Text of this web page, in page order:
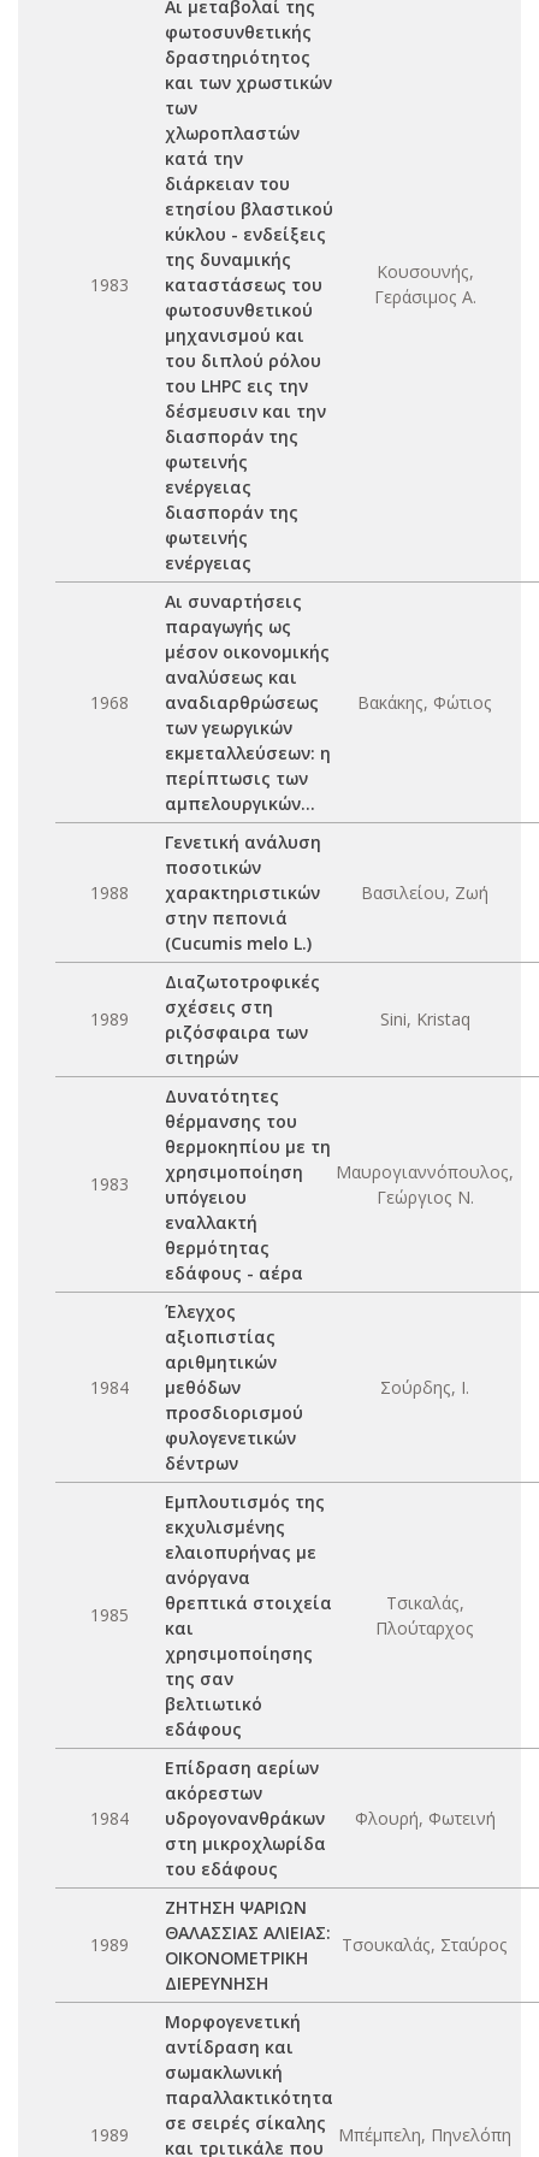
1983
Αι μεταβολαί της
φωτοσυνθετικής
δραστηριότητος
και των χρωστικών
των
χλωροπλαστών
κατά την
διάρκειαν του
ετησίου βλαστικού
κύκλου - ενδείξεις
της δυναμικής
καταστάσεως του
φωτοσυνθετικού
μηχανισμού και
του διπλού ρόλου
του LHPC εις την
δέσμευσιν και την
διασποράν της
φωτεινής
ενέργειας
διασποράν της
φωτεινής
ενέργειας
Κουσουνής,
Γεράσιμος Α.
1968
Αι συναρτήσεις
παραγωγής ως
μέσον οικονομικής
αναλύσεως και
αναδιαρθρώσεως
των γεωργικών
εκμεταλλεύσεων: η
περίπτωσις των
αμπελουργικών...
Βακάκης, Φώτιος
1988
Γενετική ανάλυση
ποσοτικών
χαρακτηριστικών
στην πεπονιά
(Cucumis melo L.)
Βασιλείου, Ζωή
1989
Διαζωτοτροφικές
σχέσεις στη
ριζόσφαιρα των
σιτηρών
Sini, Kristaq
1983
Δυνατότητες
θέρμανσης του
θερμοκηπίου με τη
χρησιμοποίηση
υπόγειου
εναλλακτή
θερμότητας
εδάφους - αέρα
Μαυρογιαννόπουλος,
Γεώργιος Ν.
1984
Έλεγχος
αξιοπιστίας
αριθμητικών
μεθόδων
προσδιορισμού
φυλογενετικών
δέντρων
Σούρδης, Ι.
1985
Εμπλουτισμός της
εκχυλισμένης
ελαιοπυρήνας με
ανόργανα
θρεπτικά στοιχεία
και
χρησιμοποίησης
της σαν
βελτιωτικό
εδάφους
Τσικαλάς,
Πλούταρχος
1984
Επίδραση αερίων
ακόρεστων
υδρογονανθράκων
στη μικροχλωρίδα
του εδάφους
Φλουρή, Φωτεινή
1989
ΖΗΤΗΣΗ ΨΑΡΙΩΝ
ΘΑΛΑΣΣΙΑΣ ΑΛΙΕΙΑΣ:
ΟΙΚΟΝΟΜΕΤΡΙΚΗ
ΔΙΕΡΕΥΝΗΣΗ
Τσουκαλάς, Σταύρος
1989
Μορφογενετική
αντίδραση και
σωμακλωνική
παραλλακτικότητα
σε σειρές σίκαλης
και τριτικάλε που
Μπέμπελη, Πηνελόπη